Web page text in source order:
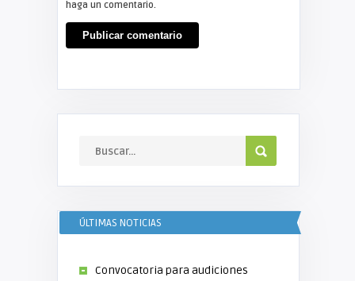
haga un comentario.
ÚLTIMAS NOTICIAS
Convocatoria para audiciones